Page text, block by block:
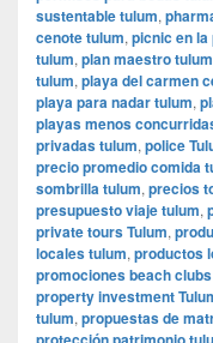
sustentable tulum,
cenote tulum, picnic en la
tulum, plan maestro tulum
tulum, playa del carmen
playa para nadar tulum,
playas menos
privadas tulum, police
precio promedio comida
sombrilla tulum, precios
presupuesto viaje tulum,
private tours Tulum,
locales tulum, productos
promociones beach
property investment
tulum, propuestas de